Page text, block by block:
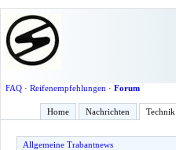
FAQ· Reifenempfehlungen · Forum
Home Nachrichten Technik
Allgemeine Trabantnews